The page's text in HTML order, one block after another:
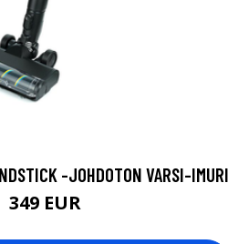
-JOHDOTON VARSI-IMURI
349 EUR